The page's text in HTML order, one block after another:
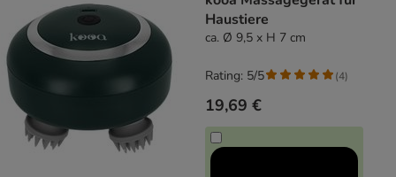
Haustiere
ca. Ø 9,5 x H 7 cm
19,69 €
Rating: 5/5 (4)